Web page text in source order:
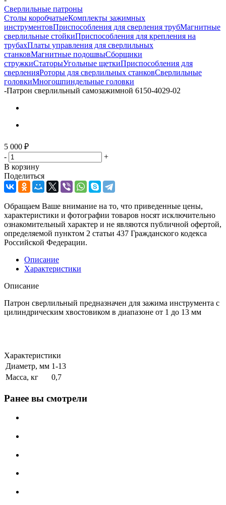
Сверлильные патроны
Столы коробчатыеКомплекты зажимных
инструментовПриспособления для сверления трубМагнитные
сверлильные стойкиПриспособления для крепления на
трубахПлаты управления для сверлильных
станковМагнитные подошвыСборщики
стружкиСтаторыУгольные щеткиПриспособления для
сверленияРоторы для сверлильных станковСверлильные
головкиМногошпиндельные головки
-Патрон сверлильный самозажимной 6150-4029-02
5 000 ₽
-
+
В корзину
Поделиться
Обращаем Ваше внимание на то, что приведенные цены,
характеристики и фотографии товаров носят исключительно
ознакомительный характер и не являются публичной офертой,
определяемой пунктом 2 статьи 437 Гражданского кодекса
Российской Федерации.
Описание
Характеристики
Описание
Патрон сверлильный предназначен для зажима инструмента с
цилиндрическим хвостовиком в диапазоне от 1 до 13 мм
Характеристики
Диаметр, мм 1-13
Масса, кг
0,7
Ранее вы смотрели